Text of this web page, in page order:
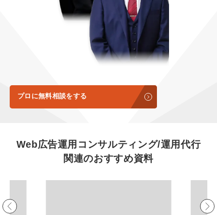
YouTubeディレクター
ミッション・ビジョン・バリュー
代表メッセージ（岩野圭佑）
取締役メッセージ（株本祐己）
動画ディレクター
インターン
マーケマネージャー
カスタマーサクセスマネージャー
プロに無料相談をする
Web広告運用コンサルティング/運用代行
関連のおすすめ資料